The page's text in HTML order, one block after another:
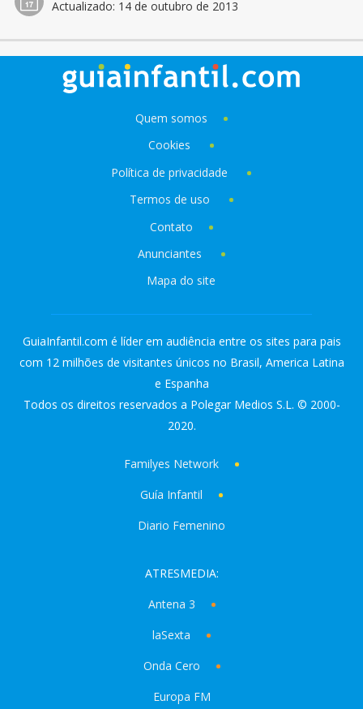
Actualizado: 14 de outubro de 2013
Quem somos
Cookies
Política de privacidade
Termos de uso
Contato
Anunciantes
Mapa do site
GuiaInfantil.com é líder em audiência entre os sites para pais
com 12 milhões de visitantes únicos no Brasil, America Latina
e Espanha
Todos os direitos reservados a Polegar Medios S.L. © 2000-
2020.
Familyes Network
Guía Infantil
Diario Femenino
ATRESMEDIA:
Antena 3
laSexta
Onda Cero
Europa FM